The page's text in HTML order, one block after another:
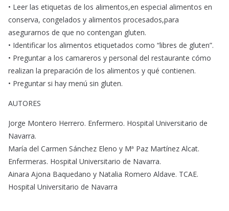
• Leer las etiquetas de los alimentos,en especial alimentos en
conserva, congelados y alimentos procesados,para
asegurarnos de que no contengan gluten.
• Identificar los alimentos etiquetados como “libres de gluten”.
• Preguntar a los camareros y personal del restaurante cómo
realizan la preparación de los alimentos y qué contienen.
• Preguntar si hay menú sin gluten.
AUTORES
Jorge Montero Herrero. Enfermero. Hospital Universitario de
Navarra.
María del Carmen Sánchez Eleno y Mª Paz Martínez Alcat.
Enfermeras. Hospital Universitario de Navarra.
Ainara Ajona Baquedano y Natalia Romero Aldave. TCAE.
Hospital Universitario de Navarra